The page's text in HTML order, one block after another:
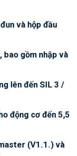
và hộp đầu
bao gồm nhập và
lên đến SIL 3 /
động cơ đến 5,5
(V1.1.) và